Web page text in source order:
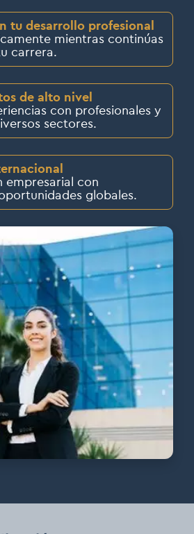
tu desarrollo profesional
mientras continúas
carrera.
de alto nivel
con profesionales y
sectores.
empresarial con
globales.